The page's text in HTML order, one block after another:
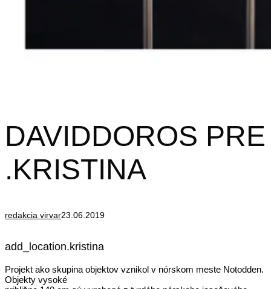
DAVIDDOROS PRE
.KRISTINA
redakcia virvar23.06.2019
add_location.kristina
Projekt ako skupina objektov vznikol v nórskom meste Notodden.
Objekty vysoké